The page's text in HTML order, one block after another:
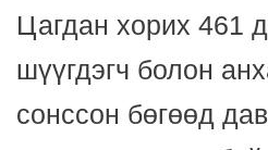
Цагдан хорих 461
шүүгдэгч болон
сонссон бөгөөд